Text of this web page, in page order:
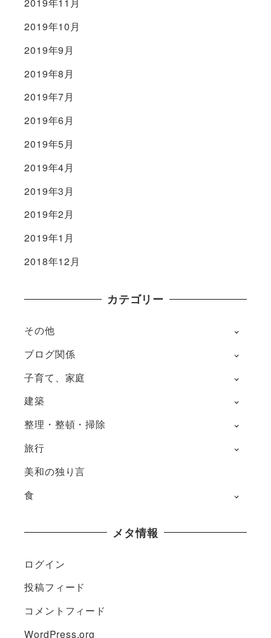
2019年11月
2019年10月
2019年9月
2019年8月
2019年7月
2019年6月
2019年5月
2019年4月
2019年3月
2019年2月
2019年1月
2018年12月
カテゴリー
その他
ブログ関係
子育て、家庭
建築
整理・整頓・掃除
旅行
美和の独り言
食
メタ情報
ログイン
投稿フィード
コメントフィード
WordPress.org